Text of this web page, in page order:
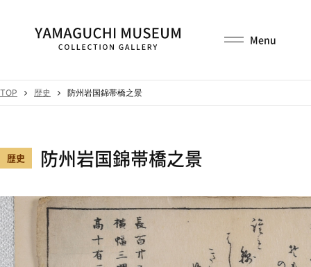
TOP 歴史 防州岩国錦帯橋之景
歴史 防州岩国錦帯橋之景